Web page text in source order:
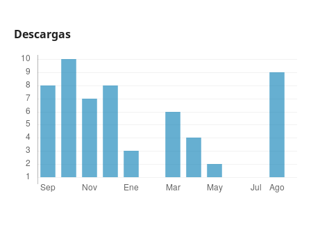
Descargas